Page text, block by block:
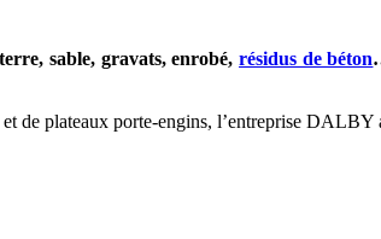
sable, gravats, enrobé,résidus de béton
de plateaux porte-engins, l’entreprise